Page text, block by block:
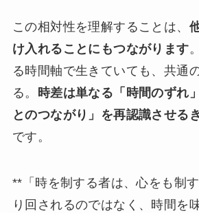
この相対性を理解することは、
け入れることにもつながります
る時間軸で生きていても、共通
る。
時差は単なる「時間のずれ
とのつながり」を再認識させる
です。
**「時を制する者は、心をも制
り回されるのではなく、時間を